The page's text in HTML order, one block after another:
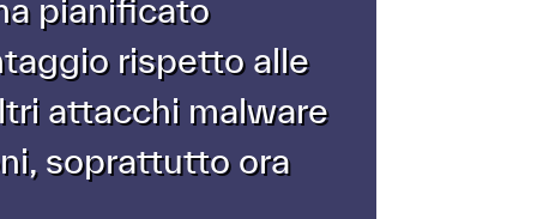
pianificato
rispetto alle
attacchi malware
soprattutto ora